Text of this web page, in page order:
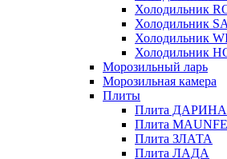
Холодильник
Холодильник
Холодильник
Холодильник
Морозильный ларь
Морозильная камера
Плиты
Плита ДАРИНА
Плита
Плита ЗЛАТА
Плита ЛАДА